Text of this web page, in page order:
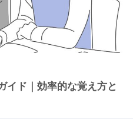
イド｜効率的な覚え方と